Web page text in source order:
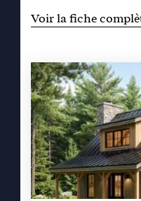
Voir la fiche